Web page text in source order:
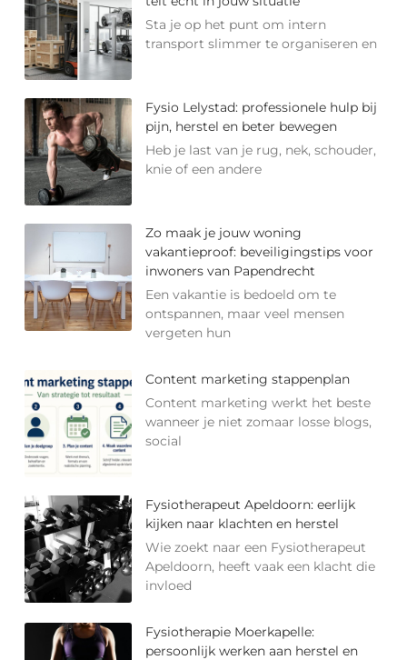
Sta je op het punt om intern
transport slimmer te organiseren en
Fysio Lelystad: professionele hulp bij
pijn, herstel en beter bewegen
Heb je last van je rug, nek, schouder,
knie of een andere
Zo maak je jouw woning
vakantieproof: beveiligingstips voor
inwoners van Papendrecht
Een vakantie is bedoeld om te
ontspannen, maar veel mensen
vergeten hun
Content marketing stappenplan
Content marketing werkt het beste
wanneer je niet zomaar losse blogs,
social
Fysiotherapeut Apeldoorn: eerlijk
kijken naar klachten en herstel
Wie zoekt naar een Fysiotherapeut
Apeldoorn, heeft vaak een klacht die
invloed
Fysiotherapie Moerkapelle:
persoonlijk werken aan herstel en